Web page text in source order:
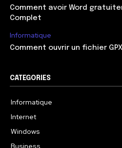
Comment avoir Word
Complet
Informatique
Comment ouvrir un fichier
CATEGORIES
Informatique
Internet
Windows
Business